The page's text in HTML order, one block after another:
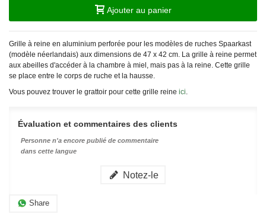
Ajouter au panier
Grille à reine en aluminium perforée pour les modèles de ruches Spaarkast
(modèle néerlandais) aux dimensions de 47 x 42 cm. La grille à reine permet
aux abeilles d'accéder à la chambre à miel, mais pas à la reine. Cette grille
se place entre le corps de ruche et la hausse.
Vous pouvez trouver le grattoir pour cette grille reine ici
Évaluation et commentaires des clients
Personne n'a encore publié de commentaire
dans cette langue
Notez-le
Share